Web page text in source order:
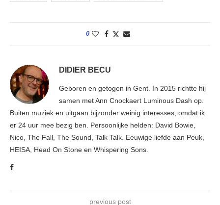
0
DIDIER BECU
Geboren en getogen in Gent. In 2015 richtte hij
samen met Ann Cnockaert Luminous Dash op.
Buiten muziek en uitgaan bijzonder weinig interesses, omdat ik
er 24 uur mee bezig ben. Persoonlijke helden: David Bowie,
Nico, The Fall, The Sound, Talk Talk. Eeuwige liefde aan Peuk,
HEISA, Head On Stone en Whispering Sons.
previous post